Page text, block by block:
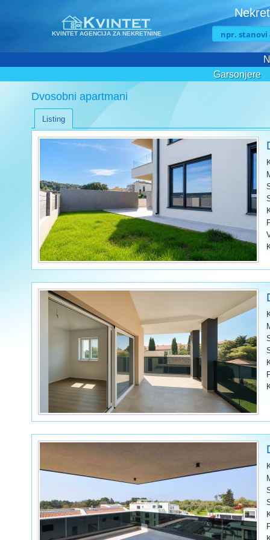
KVINTET AGENCIJA ZA NEKRETNINE
Garsonjere
Dvosobni apartmani
Listing